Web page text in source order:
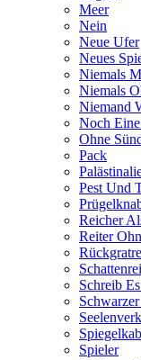
Meer
Nein
Neue Ufer
Neues
Niemals
Niemals
Niemand
Noch
Ohne
Pack
Pest Und
Reicher
Reiter
Schreib
Spieler